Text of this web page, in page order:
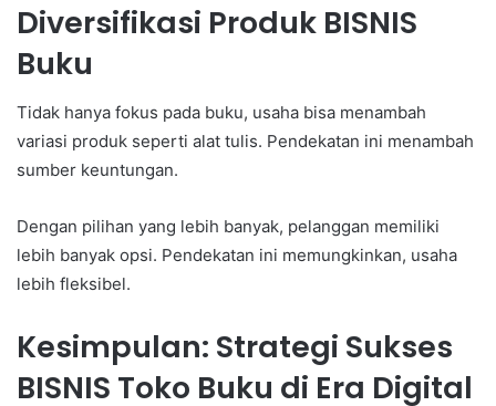
Diversifikasi Produk BISNIS
Buku
Tidak hanya fokus pada buku, usaha bisa menambah
variasi produk seperti alat tulis. Pendekatan ini menambah
sumber keuntungan.
Dengan pilihan yang lebih banyak, pelanggan memiliki
lebih banyak opsi. Pendekatan ini memungkinkan, usaha
lebih fleksibel.
Kesimpulan: Strategi Sukses
BISNIS Toko Buku di Era Digital